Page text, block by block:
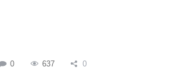
0 637 0